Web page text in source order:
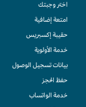
اختر وجبتك
امتعة إضافية
حقيبة إكسبريس
خدمة الأولوية
بيانات تسجيل الوصول
حفظ الحجز
خدمة الواتساب